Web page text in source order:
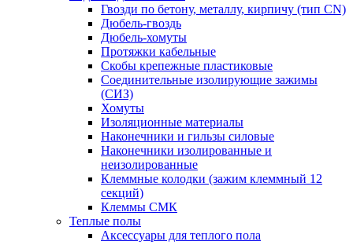
Гвозди по бетону, металлу, кирпичу (тип CN)
Дюбель-гвоздь
Дюбель-хомуты
Протяжки кабельные
Скобы крепежные пластиковые
Соединительные изолирующие зажимы
(СИЗ)
Хомуты
Изоляционные материалы
Наконечники и гильзы силовые
Наконечники изолированные и
неизолированные
Клеммные колодки (зажим клеммный 12
секций)
Клеммы СМК
Теплые полы
Аксессуары для теплого пола